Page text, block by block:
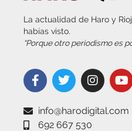
La actualidad de Haro y
habías visto.
“Porque otro periodismo es
info@harodigital.com
692 667 530